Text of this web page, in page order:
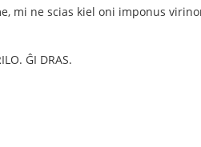
mi ne scias kiel oni imponus
ĜI DRAS.